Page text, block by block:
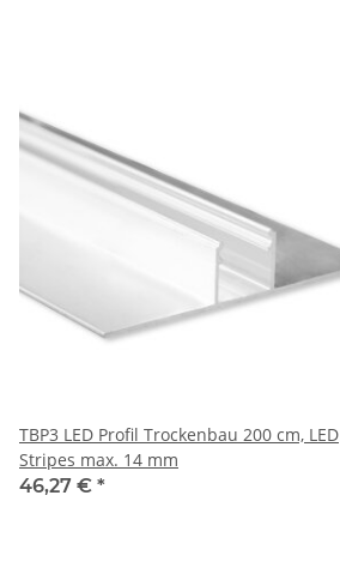
TBP3 LED Profil Trockenbau 200 cm, LED
Stripes max. 14 mm
46,27 € *